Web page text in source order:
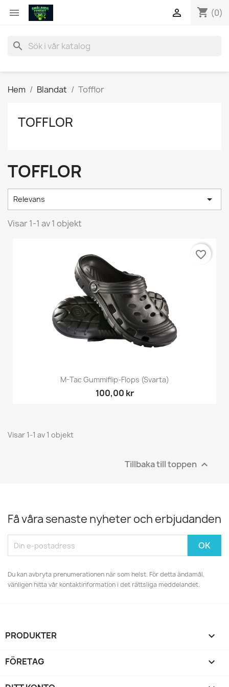
 shopping_cart (0)

search
Hem Blandat Tofflor
TOFFLOR
TOFFLOR
Relevans 
Visar 1-1 av 1 objekt
M-Tac Gummiflip-Flops (Svarta)
100,00 kr
favorite_border
Visar 1-1 av 1 objekt
Tillbaka till toppen 
Få våra senaste nyheter och erbjudanden
Du kan avbryta prenumerationen när som helst. För detta ändamål,
vänligen hitta vår kontaktinformation i det rättsliga meddelandet.
PRODUKTER 
FÖRETAG 